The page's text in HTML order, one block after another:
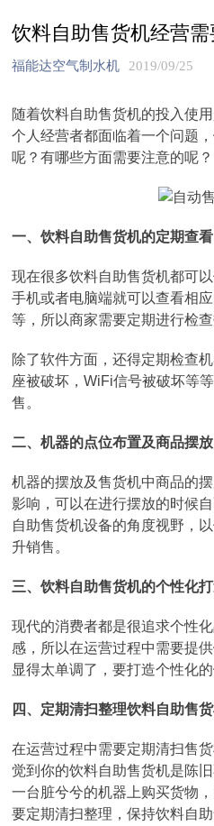
饮料自助售货机经营
福能达空气制水机 2019/09/25
随着饮料自助售货机的投入使
个人经营者都面临着一个问题
呢？有哪些方面需要注意的呢？
一、饮料自助售货机的定期查看
现在很多饮料自助售货机都可
手机或者电脑端就可以查看相
等，所以商家需要定期进行检
除了软件方面，还得定期检查
座被破坏，WiFi信号被破坏等
售。
二、机器的点位布置及商品摆放
机器的摆放及售货机中商品的
影响，可以在进行摆放的时候
自助售货机设备的角度视野，
升销售。
三、饮料自助售货机的个性化
现代的消费者都是很追求个性
感，所以在运营过程中需要提
显得太单调了，要打造个性化
四、定期清扫整理饮料自助售
在运营过程中需要定期清扫售
觉到你的饮料自助售货机是陈
一台脏兮兮的机器上购买货物
要定期清扫整理，保持饮料自